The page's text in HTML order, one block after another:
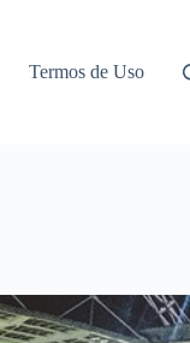
Termos de Uso